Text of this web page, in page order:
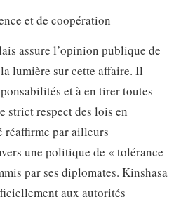
et de coopération
assure l’opinion publique de
lumière sur cette affaire. Il
et à en tirer toutes
strict respect des lois en
réaffirme par ailleurs
une politique de « tolérance
par ses diplomates. Kinshasa
aux autorités